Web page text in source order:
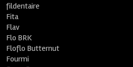
fildentaire
Fita
Flav
Flo BRK
Floflo Butternut
Fourmi